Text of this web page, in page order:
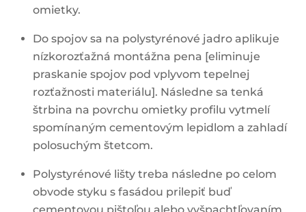
omietky.
Do spojov sa na polystyrénové jadro aplikuje
nízkorozťažná montážna pena [eliminuje
praskanie spojov pod vplyvom tepelnej
rozťažnosti materiálu]. Následne sa tenká
štrbina na povrchu omietky profilu vytmelí
spomínaným cementovým lepidlom a zahladí
polosuchým štetcom.
Polystyrénové lišty treba následne po celom
obvode styku s fasádou prilepiť buď